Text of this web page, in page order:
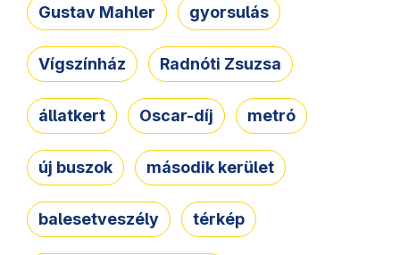
Gustav Mahler gyorsulás
Vígszínház Radnóti Zsuzsa
állatkert Oscar-díj metró
új buszok második kerület
balesetveszély térkép